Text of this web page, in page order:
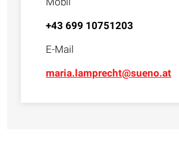
+43 699 10751203
E-Mail
maria.lamprecht@sueno.at